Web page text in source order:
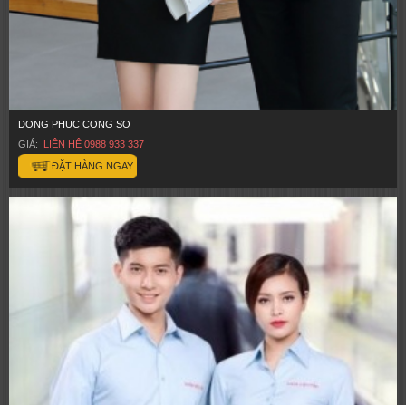
DONG PHUC CONG SO
GIÁ:
LIÊN HỆ 0988 933 337
ĐẶT HÀNG NGAY